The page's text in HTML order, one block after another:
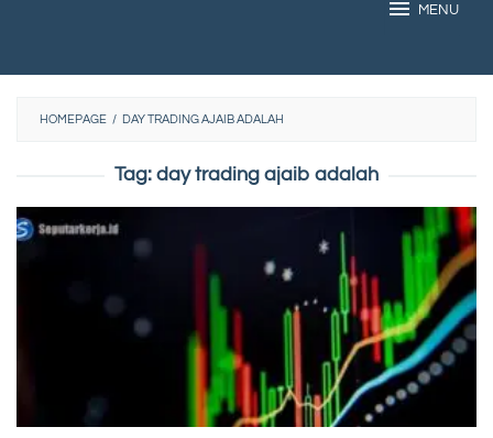
MENU
HOMEPAGE / DAY TRADING AJAIB ADALAH
Tag: day trading ajaib adalah